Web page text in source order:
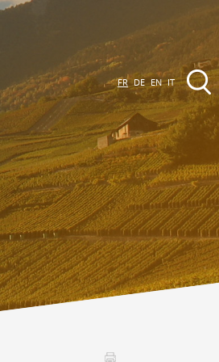
&
dans la région
des Manifestations
FR DE EN IT